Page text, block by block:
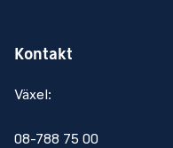
Kontakt
Växel:
08-788 75 00